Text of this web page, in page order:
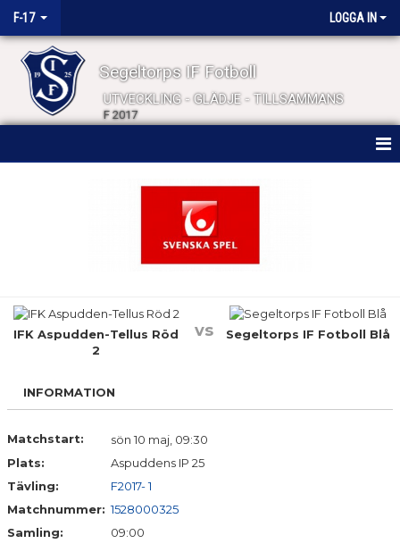
F-17 LOGGA IN
Segeltorps IF Fotboll
UTVECKLING - GLÄDJE - TILLSAMMANS
F 2017
TRUPPEN
DOKUMENT
IFK Aspudden-Tellus Röd
2
vs Segeltorps IF Fotboll Blå
INFORMATION
Matchstart:
sön 10 maj, 09:30
Plats:
Aspuddens IP 25
Tävling:
F2017- 1
Matchnummer: 1528000325
Samling:
09:00